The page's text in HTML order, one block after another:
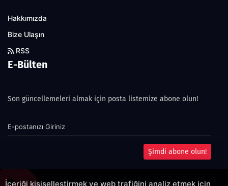
Hakkımızda
Bize Ulaşın
RSS
E-Bülten
Son güncellemeleri almak için posta listemize abone olun!
Şimdi abone olun!
İçeriği kişiselleştirmek ve web trafiğini analiz etmek için